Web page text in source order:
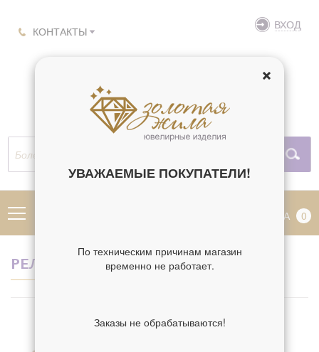
КОНТАКТЫ ВХОД
КОРЗИНА 0
РЕЛИГИЯ ИОСИФ
УВАЖАЕМЫЕ ПОКУПАТЕЛИ!
По техническим причинам магазин
временно не работает.
Заказы не обрабатываются!